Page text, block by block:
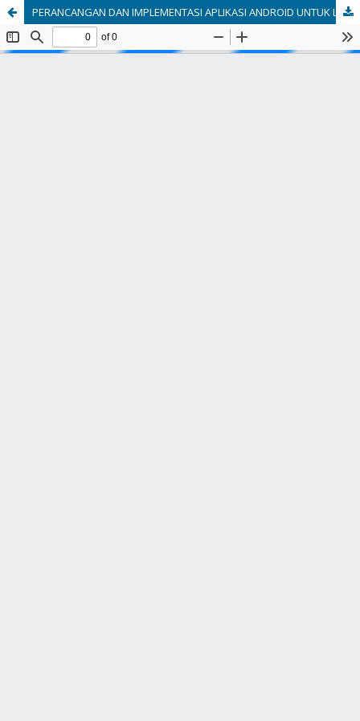
PERANCANGAN DAN IMPLEMENTASI APLIKASI ANDROID UNTUK LAYANAN INFORMASI PARIWISATA